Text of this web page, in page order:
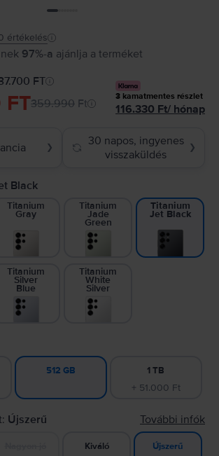
értékelés
97%-a ajánlja a terméket
FT
359.990 Ft
3 kamatmentes részlet
116.330 Ft/ hónap
❯
30 napos, ingyenes
visszaküldés
❯
Black
Titanium
Gray
Titanium
Jade
Green
Titanium
Jet Black
Titanium
Silver
Blue
Titanium
White
Silver
512 GB 1 TB
+ 51.000 Ft
Újszerű További infók
Kiváló Újszerű